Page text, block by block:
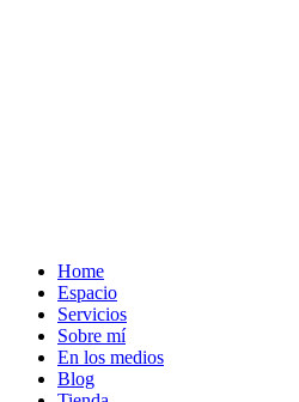
Home
Espacio
Servicios
Sobre mí
En los medios
Blog